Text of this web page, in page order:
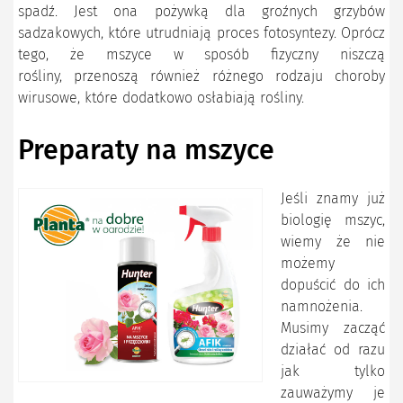
spadź. Jest ona pożywką dla groźnych grzybów
sadzakowych, które utrudniają proces fotosyntezy. Oprócz
tego, że mszyce w sposób fizyczny niszczą
rośliny, przenoszą również różnego rodzaju choroby
wirusowe, które dodatkowo osłabiają rośliny.
Preparaty na mszyce
Jeśli znamy już
biologię mszyc,
wiemy że nie
możemy
dopuścić do ich
namnożenia.
Musimy zacząć
działać od razu
jak tylko
zauważymy je